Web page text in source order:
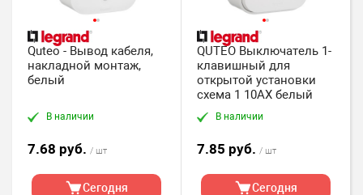
Quteo - Вывод кабеля,
накладной монтаж,
белый
В наличии
7.68 руб. / шт
Сегодня
QUTEO Выключатель 1-
клавишный для
открытой установки
схема 1 10АХ белый
В наличии
7.85 руб. / шт
Сегодня